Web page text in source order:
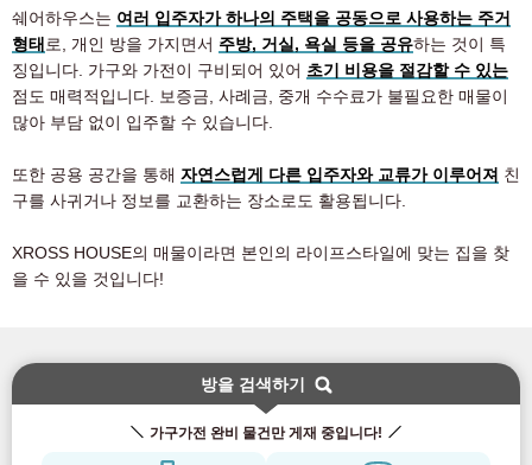
쉐어하우스는 여러 입주자가 하나의 주택을 공동으로 사용하는 주거
형태 로, 개인 방을 가지면서 주방, 거실, 욕실 등을 공유하는 것이 특
징입니다. 가구와 가전이 구비되어 있어 초기 비용을 절감할 수 있는
점도 매력적입니다. 보증금, 사례금, 중개 수수료가 불필요한 매물이
많아 부담 없이 입주할 수 있습니다.
또한 공용 공간을 통해 자연스럽게 다른 입주자와 교류가 이루어져 친
구를 사귀거나 정보를 교환하는 장소로도 활용됩니다.
XROSS HOUSE의 매물이라면 본인의 라이프스타일에 맞는 집을 찾
을 수 있을 것입니다!
방을 검색하기
가구가전 완비 물건만 게재 중입니다!